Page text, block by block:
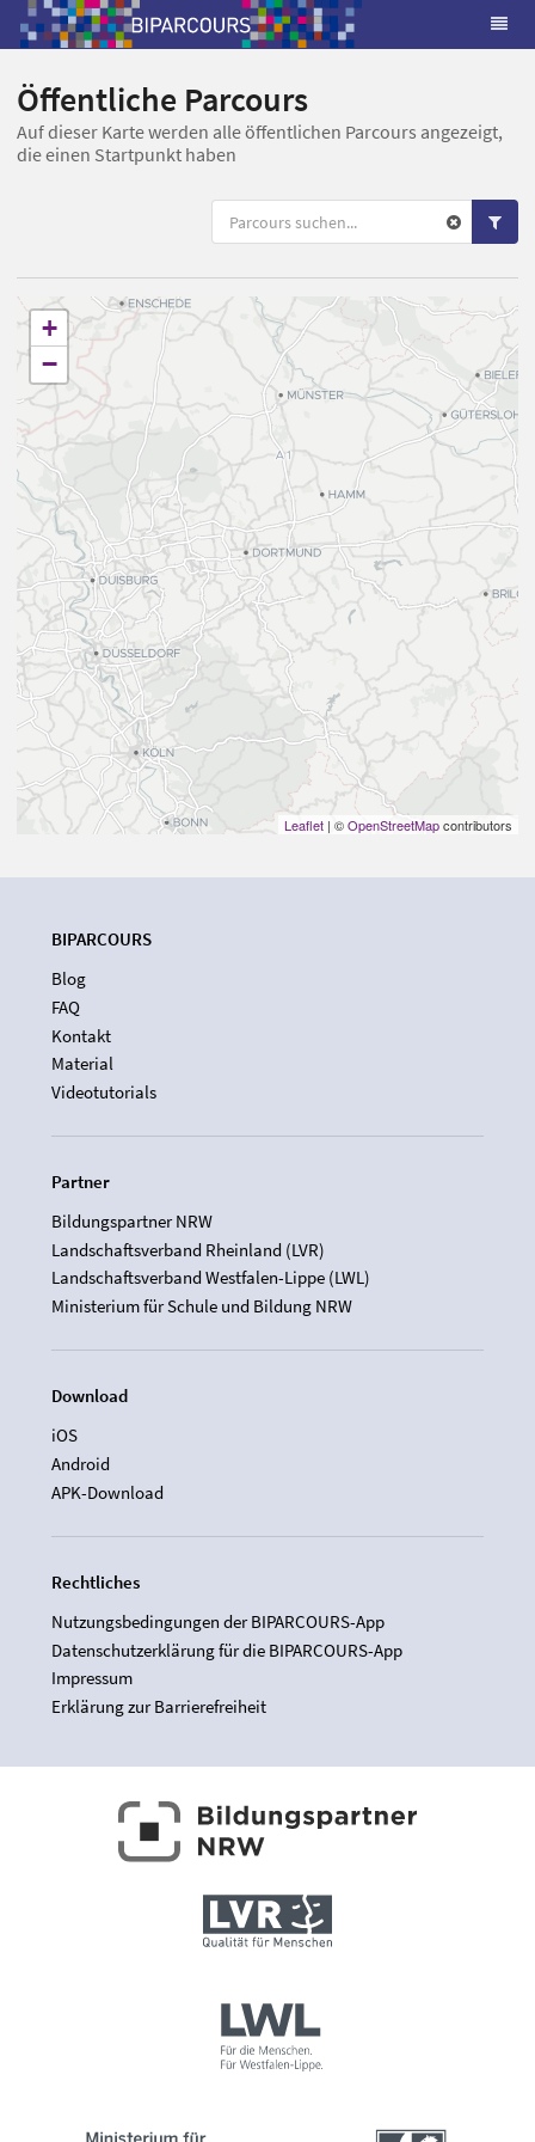
Öffentliche Parcours
Auf dieser Karte werden alle öffentlichen Parcours angezeigt,
die einen Startpunkt haben
+
−
Leaflet | ©OpenStreetMapcontributors
BIPARCOURS
Blog
FAQ
Kontakt
Material
Videotutorials
Partner
Bildungspartner NRW
Landschaftsverband Rheinland (LVR)
Landschaftsverband Westfalen-Lippe (LWL)
Ministerium für Schule und Bildung NRW
Download
iOS
Android
APK-Download
Rechtliches
Nutzungsbedingungen der BIPARCOURS-App
Datenschutzerklärung für die BIPARCOURS-App
Impressum
Erklärung zur Barrierefreiheit